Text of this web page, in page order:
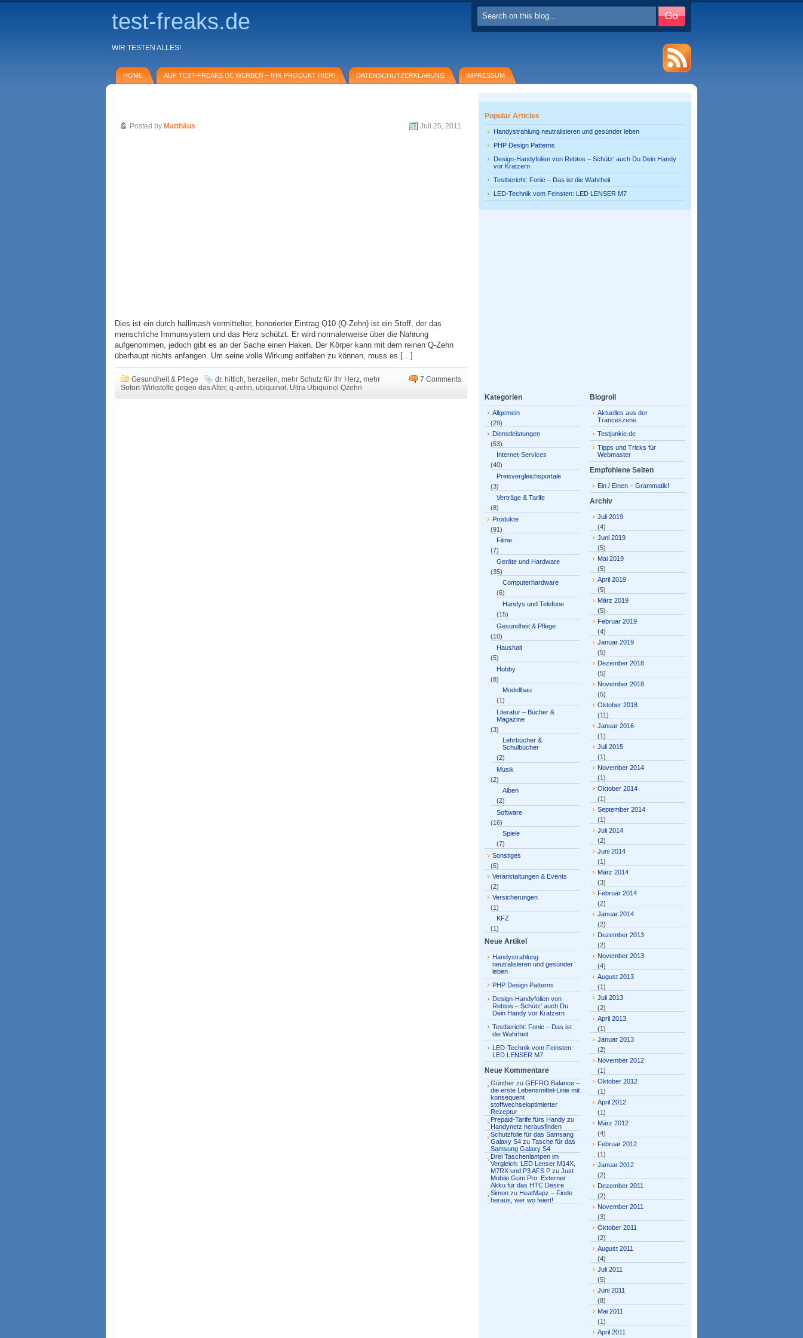
test-freaks.de
WIR TESTEN ALLES!
HOME AUF TEST-FREAKS.DE WERBEN – IHR PRODUKT HIER! DATENSCHUTZERKLÄRUNG IMPRESSUM
Posted by Matthäus Juli 25, 2011
Dies ist ein durch hallimash vermittelter, honorierter Eintrag Q10 (Q-Zehn) ist ein Stoff, der das
menschliche Immunsystem und das Herz schützt. Er wird normalerweise über die Nahrung
aufgenommen, jedoch gibt es an der Sache einen Haken. Der Körper kann mit dem reinen Q-Zehn
überhaupt nichts anfangen. Um seine volle Wirkung entfalten zu können, muss es […]
Gesundheit & Pflege dr. hittich, herzellen, mehr Schutz für Ihr Herz, mehr
Sofort-Wirkstoffe gegen das Alter, q-zehn, ubiquinol , Ultra Ubiquinol Qzehn
7 Comments
Popular Articles
Handystrahlung neutralisieren und gesünder leben
PHP Design Patterns
Design-Handyfolien von Rebtos – Schütz‘ auch Du Dein Handy
vor Kratzern
Testbericht: Fonic – Das ist die Wahrheit
LED-Technik vom Feinsten: LED LENSER M7
Kategorien
Allgemein
(29)
Dienstleistungen
(53)
Internet-Services
(40)
Preisvergleichsportale
(3)
Verträge & Tarife
(8)
Produkte
(91)
Filme
(7)
Geräte und Hardware
(35)
Computerhardware
(6)
Handys und Telefone
(15)
Gesundheit & Pflege
(10)
Haushalt
(5)
Hobby
(8)
Modellbau
(1)
Literatur – Bücher &
Magazine
(3)
Lehrbücher &
Schulbücher
(2)
Musik
(2)
Alben
(2)
Software
(16)
Spiele
(7)
Sonstiges
(6)
Veranstaltungen & Events
(2)
Versicherungen
(1)
KFZ
(1)
Neue Artikel
Handystrahlung
neutralisieren und gesünder
leben
PHP Design Patterns
Design-Handyfolien von
Rebtos – Schütz‘ auch Du
Dein Handy vor Kratzern
Testbericht: Fonic – Das ist
die Wahrheit
LED-Technik vom Feinsten:
LED LENSER M7
Neue Kommentare
Günther zu GEFRO Balance –
die erste Lebensmittel-Linie mit
konsequent
stoffwechseloptimierter
Rezeptur
Prepaid-Tarife fürs Handy zu
Handynetz herausfinden
Schutzfolie für das Samsang
Galaxy S4 zu Tasche für das
Samsung Galaxy S4
Drei Taschenlampen im
Vergleich: LED Lenser M14X,
M7RX und P3 AFS P zu Just
Mobile Gum Pro: Externer
Akku für das HTC Desire
Simon zu HeatMapz – Finde
heraus, wer wo feiert!
Blogroll
Aktuelles aus der
Tranceszene
Testjunkie.de
Tipps und Tricks für
Webmaster
Empfohlene Seiten
Ein / Einen – Grammatik!
Archiv
Juli 2019
(4)
Juni 2019
(5)
Mai 2019
(5)
April 2019
(5)
März 2019
(5)
Februar 2019
(4)
Januar 2019
(5)
Dezember 2018
(5)
November 2018
(5)
Oktober 2018
(11)
Januar 2016
(1)
Juli 2015
(1)
November 2014
(1)
Oktober 2014
(1)
September 2014
(1)
Juli 2014
(2)
Juni 2014
(1)
März 2014
(3)
Februar 2014
(2)
Januar 2014
(2)
Dezember 2013
(2)
November 2013
(4)
August 2013
(1)
Juli 2013
(2)
April 2013
(1)
Januar 2013
(2)
November 2012
(1)
Oktober 2012
(1)
April 2012
(1)
März 2012
(4)
Februar 2012
(1)
Januar 2012
(2)
Dezember 2011
(2)
November 2011
(3)
Oktober 2011
(2)
August 2011
(4)
Juli 2011
(5)
Juni 2011
(8)
Mai 2011
(1)
April 2011